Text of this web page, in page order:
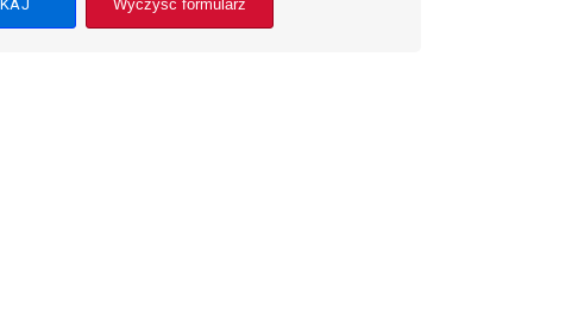
Wyczyść formularz